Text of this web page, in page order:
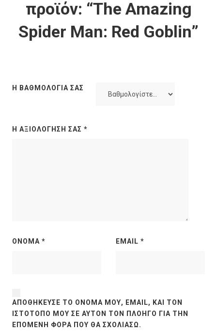
προϊόν: “The Amazing
Spider Man: Red Goblin”
Η ΒΑΘΜΟΛΟΓΊΑ ΣΑΣ
Η ΑΞΙΟΛΌΓΗΣΉ ΣΑΣ *
ΌΝΟΜΑ * EMAIL *
ΑΠΟΘΉΚΕΥΣΕ ΤΟ ΌΝΟΜΆ ΜΟΥ, EMAIL, ΚΑΙ ΤΟΝ
ΙΣΤΌΤΟΠΟ ΜΟΥ ΣΕ ΑΥΤΌΝ ΤΟΝ ΠΛΟΗΓΌ ΓΙΑ ΤΗΝ
ΕΠΌΜΕΝΗ ΦΟΡΆ ΠΟΥ ΘΑ ΣΧΟΛΙΆΣΩ.